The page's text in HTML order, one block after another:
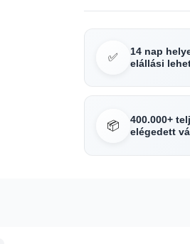
✅
14 nap
elállási
📦
400.000+
elégedett